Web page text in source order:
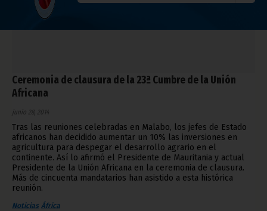
Ceremonia de clausura de la 23ª Cumbre de la Unión
Africana
junio 28, 2014
Tras las reuniones celebradas en Malabo, los jefes de Estado
africanos han decidido aumentar un 10% las inversiones en
agricultura para despegar el desarrollo agrario en el
continente. Así lo afirmó el Presidente de Mauritania y actual
Presidente de la Unión Africana en la ceremonia de clausura.
Más de cincuenta mandatarios han asistido a esta histórica
reunión.
Noticias África